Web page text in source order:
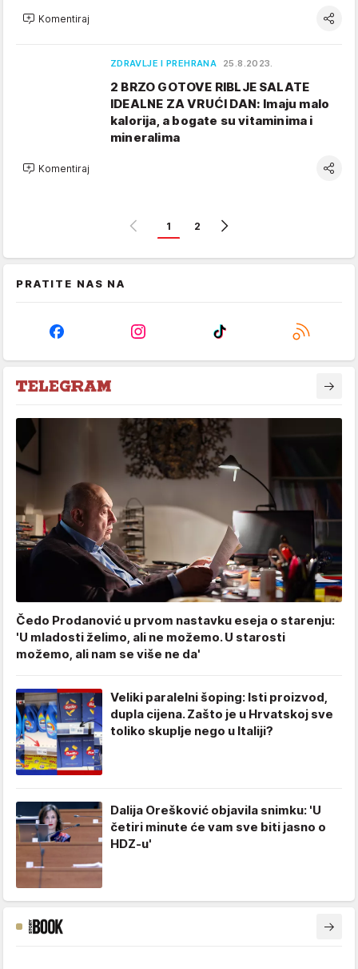
Komentiraj
ZDRAVLJE I PREHRANA 25.8.2023.
2 BRZO GOTOVE RIBLJE SALATE
IDEALNE ZA VRUĆI DAN: Imaju malo
kalorija, a bogate su vitaminima i
mineralima
Komentiraj
1 2
PRATITE NAS NA
Čedo Prodanović u prvom nastavku eseja o starenju:
'U mladosti želimo, ali ne možemo. U starosti
možemo, ali nam se više ne da'
Veliki paralelni šoping: Isti proizvod,
dupla cijena. Zašto je u Hrvatskoj sve
toliko skuplje nego u Italiji?
Dalija Orešković objavila snimku: 'U
četiri minute će vam sve biti jasno o
HDZ-u'